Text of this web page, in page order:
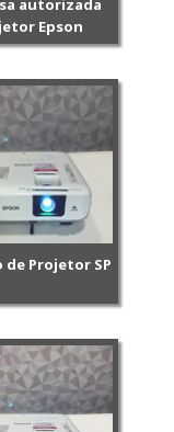
autorizada
Epson
de Projetor SP